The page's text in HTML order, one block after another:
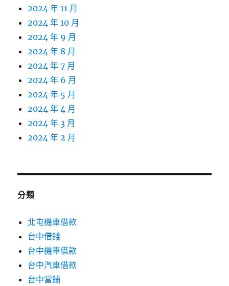
2024 年 11 月
2024 年 10 月
2024 年 9 月
2024 年 8 月
2024 年 7 月
2024 年 6 月
2024 年 5 月
2024 年 4 月
2024 年 3 月
2024 年 2 月
分類
北屯機車借款
台中借錢
台中機車借款
台中汽車借款
台中當鋪